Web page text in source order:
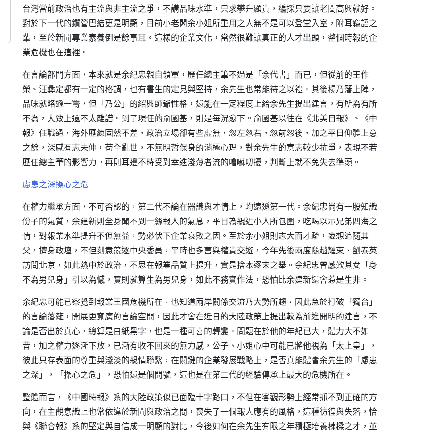
台灣當前政治也有主流與非主流之爭，不講品味水準，只求攀升顯貴，編採只要讓老闆高興就好。
對於下一代的鑽營巴結更是明顯，目前小老闆余小姐所重用之人無不是可以登堂入室，附耳竊語之
輩，至於新聞專業素養倒是餘事耳。這樣的企業文化，當然很難讓真正的人才出頭，整個時報的企
業危機也在這裡。
在言論部門方面，本來就是余紀忠親自領軍，歷任總主筆不過是「余代書」而已，但從前的王作
榮、汪彝定都有一定的格調，也有書生的定見與堅持，余先生也常能待之以禮。其後楊乃藩上陣，
品味就略遜一籌，但「乃公」的紹興師爺性格，還能在一定程度上給余先生提出建言，有所為有所
不為，大致上還不太離譜。到了現任的俞國基，則是每況愈下。俞國基以往在《北美日報》、《中
報》任職過，海外歷練固然不差，政治立場卻有些虛無，忽左忽右，忽前忽後，加之平日仰體上意
之餘，深感有志未伸，苟全亂世，不無明哲保身的消極心理，對余先生的意志較少抗爭，表現不若
歷任總主筆的影響力。再則耳邊不時受到幸進淺薄者流的嚕囌叨擾，判斷上就不免失去準頭。
慮患之深操心之危
在權力繼承方面，不可否認的，第二代不論在器識與才情上，均遠遜第一代。余紀忠尚有一股知識
份子的氣質，余建新則全身聞不到一絲報人的氣息，平日為親近小人所包圍，吃喝以示兄弟四海之
情，對報業水準提升不但無益，勢必伏下企業衰敗之因。至於余小姐則志大而才疏，妄想追隨其
父，擠身政壇，不但刻意競逐中央委員，平時也多喜與權貴交遊，今年先後兩度隨趙耀東、劉泰英
訪問北京，如此熱中於政治，不思在報業品質上提升，實是捨本逐末之舉。余紀忠曾感歎其女「身
不為男兒身」引以為憾，實則就算生為男兒身，如此不務實作法，恐怕比余建新還會惹是生非。
余紀忠可能已察覺到報業王國危機所在，也知道兩岸關係交流乃大勢所趨，因此急於打破「獨台」
的言論藩籬，開展更寬廣的言論空間，因此才會在近日的大陸政策上提出較為前進開明的建言，不
論是否出於真心，總算是白紙黑字，也是一種可喜的轉變。問題在於他的年紀已大，體力大不如
昔，加之權力逐漸下放，已漸有收不回來的無力感，公子、小姐心中可能已將他視為「太上皇」，
彼此只存表面的尊重與淺淡的親情聯繫，在關鍵的企業發展戰略上，是否真能體會余先生的「慮患
之深」，「操心之危」，恐怕還是個問號，這也是在第二代的經驗傳承上最大的危機所在。
整體而言，《中國時報》系的大陸政策似已面臨十字路口，不但在客觀形勢上經常抓不到正確的方
向，在主觀意識上也常依違於新聞與政治之間，喪失了一個報人應有的風格，這種彷徨與失落，恰
與《聯合報》系的堅定與自信成一明顯的對比，今後如何在余先生有限之年積極培養棟樑之才，並